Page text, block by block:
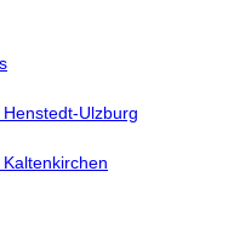
Ulzburg